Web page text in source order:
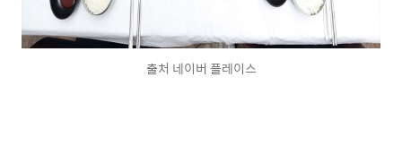
출처 네이버 플레이스